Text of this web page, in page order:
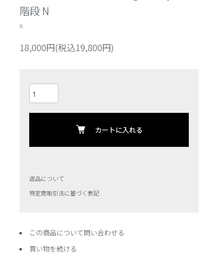
階段 N
N
18,000円(税込19,800円)
カートに入れる
返品について
特定商取引法に基づく表記
この商品について問い合わせる
買い物を続ける